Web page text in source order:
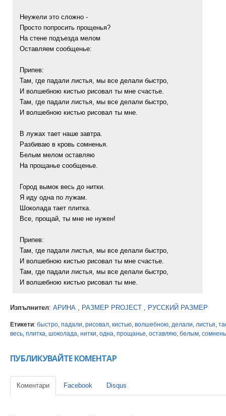
Неужели это сложно -
Просто попросить прощенья?
На стене подъезда мелом
Оставляем сообщенье:
Припев:
Там, где падали листья, мы все делали быстро,
И волшебною кистью рисовал ты мне счастье.
Там, где падали листья, мы все делали быстро,
И волшебною кистью рисовал ты мне.
В лужах тает наше завтра.
Разбиваю в кровь сомненья.
Белым мелом оставляю
На прощанье сообщенье.
Город вымок весь до нитки.
Я иду одна по лужам.
Шоколада тает плитка.
Все, прощай, ты мне не нужен!
Припев:
Там, где падали листья, мы все делали быстро,
И волшебною кистью рисовал ты мне счастье.
Там, где падали листья, мы все делали быстро,
И волшебною кистью рисовал ты мне.
Изпълнител: АРИНА , РАЗМЕР PROJECT , РУССКИЙ РАЗМЕР
Етикети: быстро падали рисовал кистью волшебною делали листья
весь плитка шоколада нитки одна прощанье оставляю белым
ПУБЛИКУВАЙТЕ КОМЕНТАР
Коментари Facebook Disqus